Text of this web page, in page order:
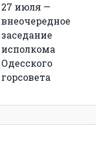
27 июля —
внеочередное
заседание
исполкома
Одесского
горсовета